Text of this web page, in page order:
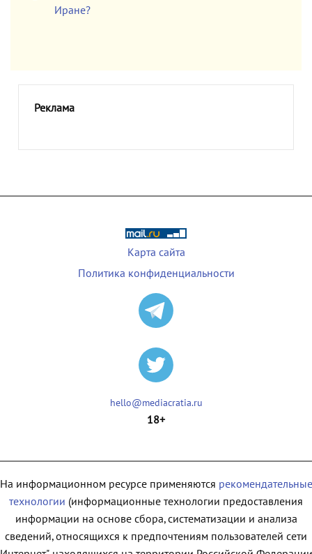
Иране?
Реклама
Карта сайта
Политика конфиденциальности
hello@mediacratia.ru
18+
На информационном ресурсе применяются рекомендательные
технологии (информационные технологии предоставления
информации на основе сбора, систематизации и анализа
сведений, относящихся к предпочтениям пользователей сети